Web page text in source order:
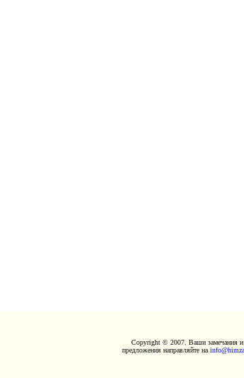
Copyright © 2007. Ваши замечания и
предложения направляйте на